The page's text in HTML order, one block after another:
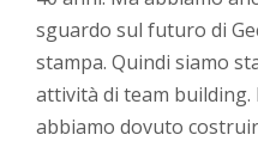
sguardo sul futuro di
stampa. Quindi siamo
attività di team building.
abbiamo dovuto